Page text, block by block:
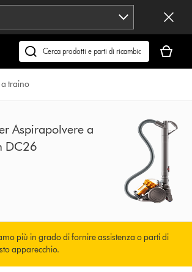
Cerca
su
dyson.it
carrello
è
traino
Aspirapolvere a
DC26
più in grado di fornire assistenza o parti di
apparecchio.